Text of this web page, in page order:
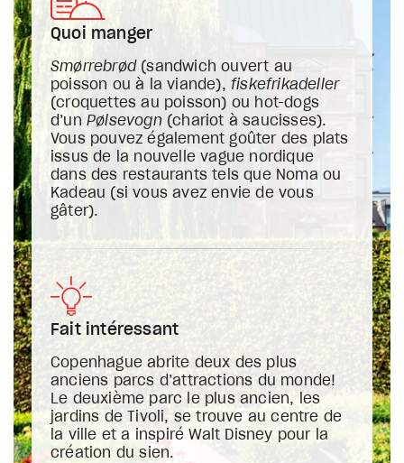
Quoi manger
Smørrebrød (sandwich ouvert au
poisson ou à la viande), fiskefrikadeller
(croquettes au poisson) ou hot-dogs
d’un Pølsevogn(chariot à saucisses).
Vous pouvez également goûter des plats
issus de la nouvelle vague nordique
dans des restaurants tels que Noma ou
Kadeau (si vous avez envie de vous
gâter).
Fait intéressant
Copenhague abrite deux des plus
anciens parcs d’attractions du monde!
Le deuxième parc le plus ancien, les
jardins de Tivoli, se trouve au centre de
la ville et a inspiré Walt Disney pour la
création du sien.